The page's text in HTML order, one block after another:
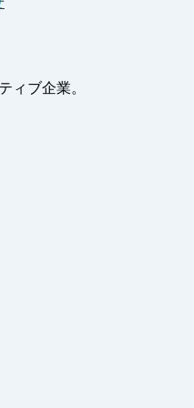
ィブ企業。